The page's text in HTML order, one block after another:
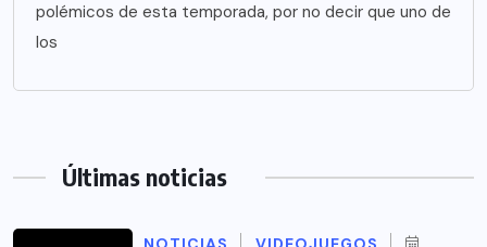
polémicos de esta temporada, por no decir que uno de
los
Últimas noticias